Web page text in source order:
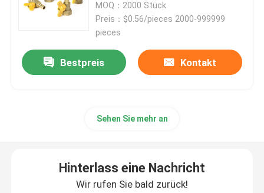
MOQ：2000 Stück
Preis：$0.56/pieces 2000-999999
pieces
Bestpreis Kontakt
Sehen Sie mehr an
Hinterlass eine Nachricht
Wir rufen Sie bald zurück!